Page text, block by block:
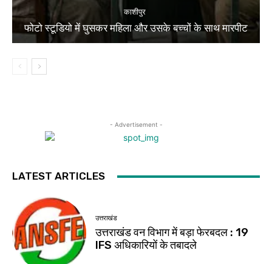
काशीपुर
फोटो स्टूडियो में घुसकर महिला और उसके बच्चों के साथ मारपीट
- Advertisement -
LATEST ARTICLES
उत्तराखंड
उत्तराखंड वन विभाग में बड़ा फेरबदल : 19
IFS अधिकारियों के तबादले